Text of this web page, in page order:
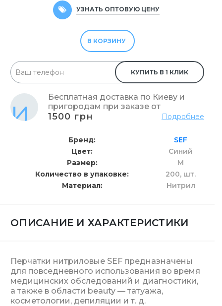
УЗНАТЬ ОПТОВУЮ ЦЕНУ
В КОРЗИНУ
КУПИТЬ В 1 КЛИК
Бесплатная доставка по Киеву и
пригородам при заказе от
1500 грн Подробнее
Бренд
SEF
Цвет
Синий
Размер
M
Количество в упаковке
200, шт.
Материал
Нитрил
ОПИСАНИЕ И ХАРАКТЕРИСТИКИ
Перчатки нитриловые SEF предназначены
для повседневного использования во время
медицинских обследований и диагностики,
а также в области beauty — татуажа,
косметологии, депиляции и т. д.